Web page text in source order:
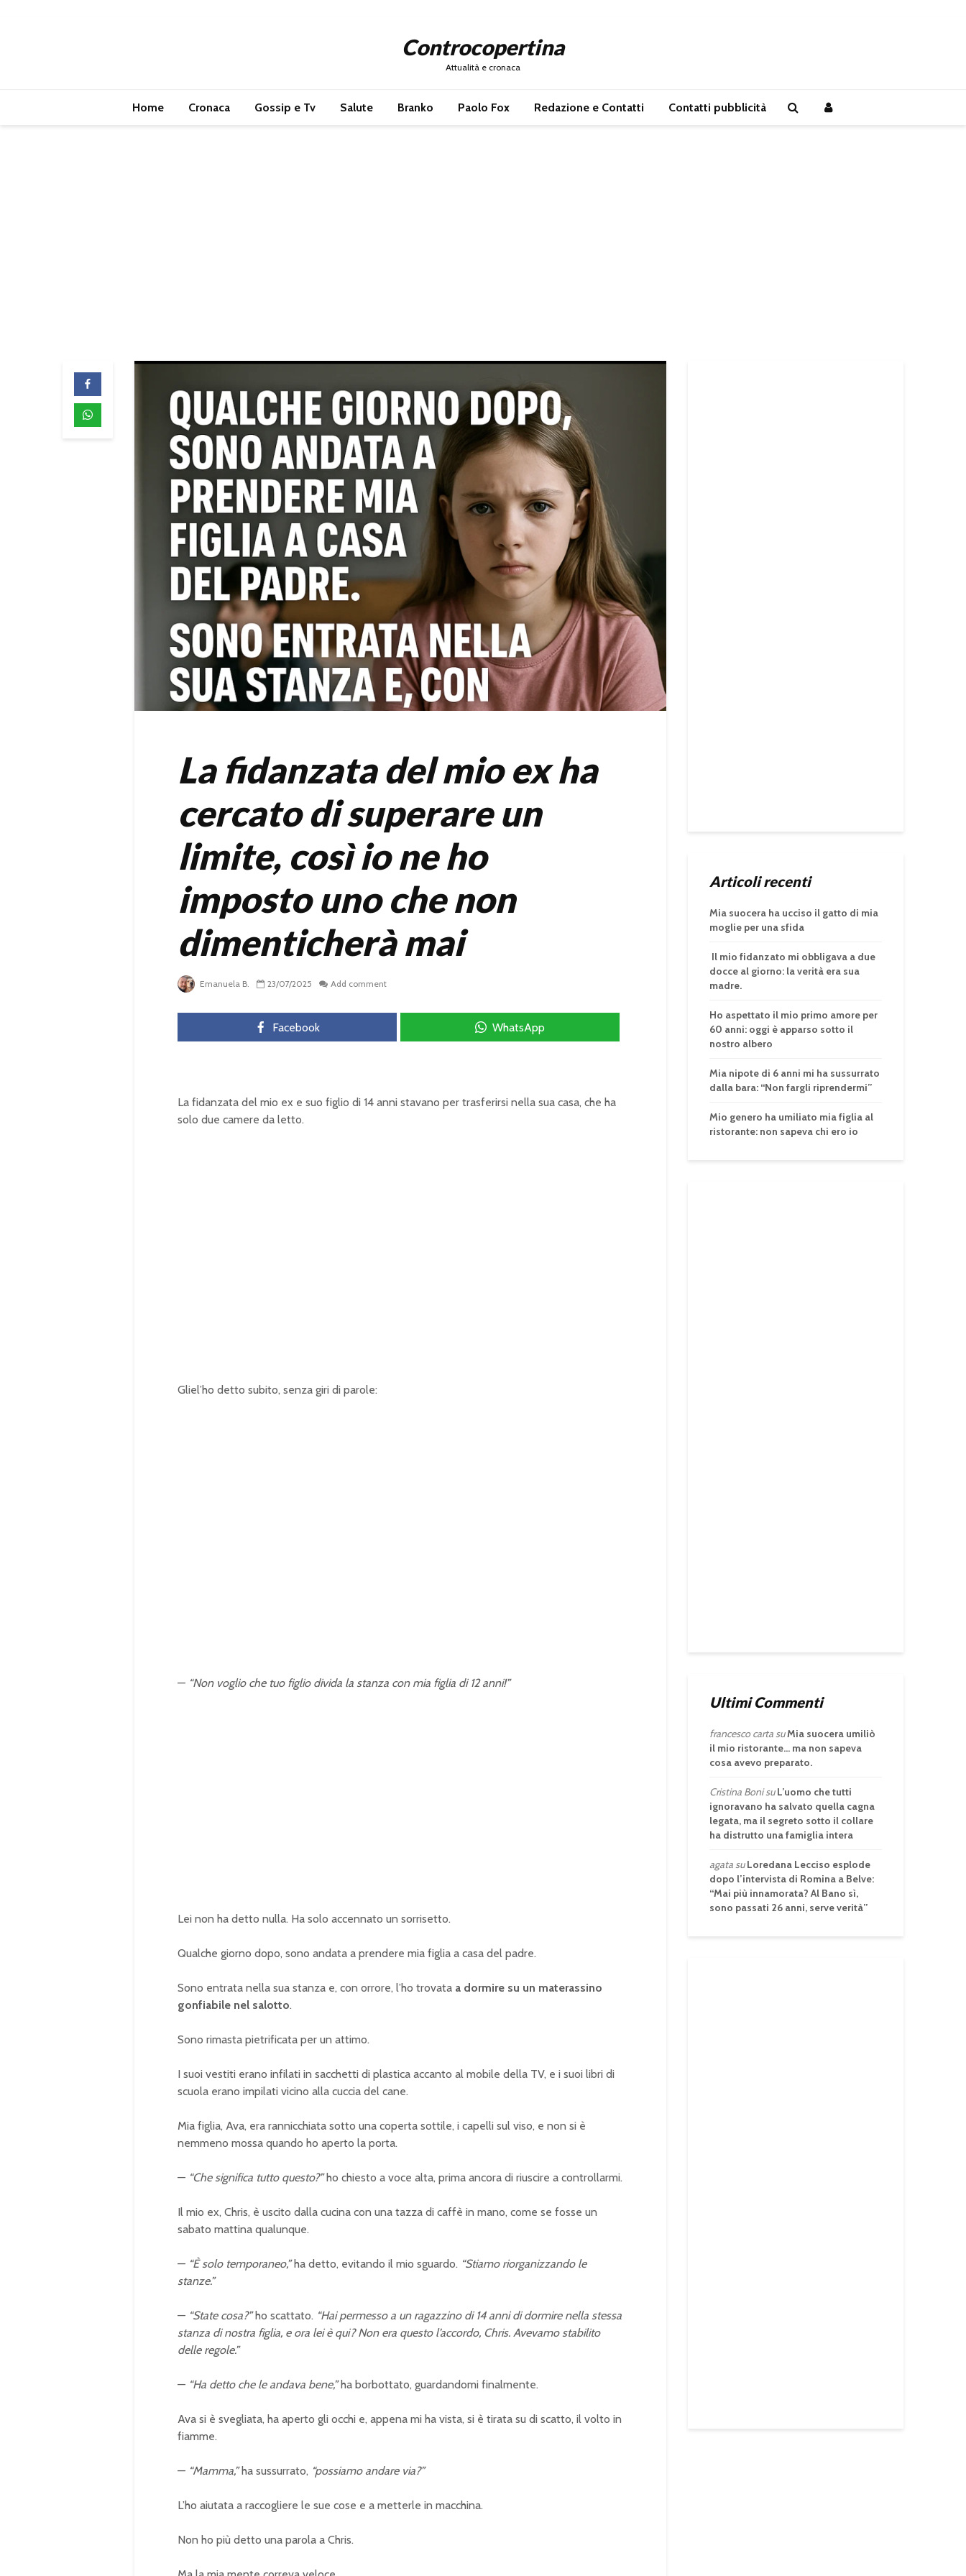
Controcopertina
Attualità e cronaca
Home Cronaca Gossip e Tv Salute Branko Paolo Fox Redazione e Contatti Contatti pubblicità
La fidanzata del mio ex ha
cercato di superare un
limite, così io ne ho
imposto uno che non
dimenticherà mai
Emanuela B. 23/07/2025 Add comment
Facebook WhatsApp
La fidanzata del mio ex e suo figlio di 14 anni stavano per trasferirsi nella sua casa, che ha
solo due camere da letto.
Gliel’ho detto subito, senza giri di parole:
— “Non voglio che tuo figlio divida la stanza con mia figlia di 12 anni!”
Lei non ha detto nulla. Ha solo accennato un sorrisetto.
Qualche giorno dopo, sono andata a prendere mia figlia a casa del padre.
Sono entrata nella sua stanza e, con orrore, l’ho trovata a dormire su un materassino
gonfiabile nel salotto.
Sono rimasta pietrificata per un attimo.
I suoi vestiti erano infilati in sacchetti di plastica accanto al mobile della TV, e i suoi libri di
scuola erano impilati vicino alla cuccia del cane.
Mia figlia, Ava, era rannicchiata sotto una coperta sottile, i capelli sul viso, e non si è
nemmeno mossa quando ho aperto la porta.
— “Che significa tutto questo?”ho chiesto a voce alta, prima ancora di riuscire a controllarmi.
Il mio ex, Chris, è uscito dalla cucina con una tazza di caffè in mano, come se fosse un
sabato mattina qualunque.
— “È solo temporaneo,”ha detto, evitando il mio sguardo. “Stiamo riorganizzando le
stanze.”
— “State cosa?”ho scattato. “Hai permesso a un ragazzino di 14 anni di dormire nella stessa
stanza di nostra figlia, e ora lei è qui? Non era questo l’accordo, Chris. Avevamo stabilito
delle regole.”
— “Ha detto che le andava bene,”ha borbottato, guardandomi finalmente.
Ava si è svegliata, ha aperto gli occhi e, appena mi ha vista, si è tirata su di scatto, il volto in
fiamme.
— “Mamma,”ha sussurrato, “possiamo andare via?”
L’ho aiutata a raccogliere le sue cose e a metterle in macchina.
Non ho più detto una parola a Chris.
Articoli recenti
Mia suocera ha ucciso il gatto di mia
moglie per una sfida
Il mio fidanzato mi obbligava a due
docce al giorno: la verità era sua
madre.
Ho aspettato il mio primo amore per
60 anni: oggi è apparso sotto il
nostro albero
Mia nipote di 6 anni mi ha sussurrato
dalla bara: “Non fargli riprendermi”
Mio genero ha umiliato mia figlia al
ristorante: non sapeva chi ero io
Ultimi Commenti
francesco cartasuMia suocera umiliò
il mio ristorante… ma non sapeva
cosa avevo preparato.
Cristina BonisuL’uomo che tutti
ignoravano ha salvato quella cagna
legata, ma il segreto sotto il collare
ha distrutto una famiglia intera
agatasuLoredana Lecciso esplode
dopo l’intervista di Romina a Belve:
“Mai più innamorata? Al Bano sì,
sono passati 26 anni, serve verità”